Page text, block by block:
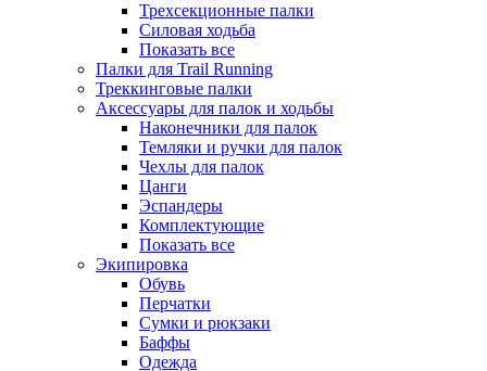
Трехсекционные палки
Силовая ходьба
Показать все
Палки для Trail Running
Треккинговые палки
Аксессуары для палок и ходьбы
Наконечники для палок
Темляки и ручки для палок
Чехлы для палок
Цанги
Эспандеры
Комплектующие
Показать все
Экипировка
Обувь
Перчатки
Сумки и рюкзаки
Баффы
Одежда